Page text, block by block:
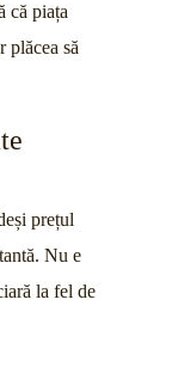
că piața
plăcea să
prețul
Nu e
la fel de